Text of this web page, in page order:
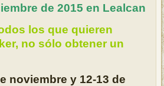
de 2015 en Lealcan
los que quieren
no sólo obtener un
noviembre y 12-13 de